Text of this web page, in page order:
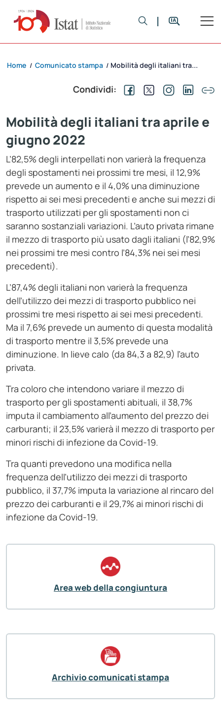
Home / Comunicato stampa / Mobilità degli italiani tra...
Condividi:
Mobilità degli italiani tra aprile e
giugno 2022
L’82,5% degli interpellati non varierà la frequenza
degli spostamenti nei prossimi tre mesi, il 12,9%
prevede un aumento e il 4,0% una diminuzione
rispetto ai sei mesi precedenti e anche sui mezzi di
trasporto utilizzati per gli spostamenti non ci
saranno sostanziali variazioni. L’auto privata rimane
il mezzo di trasporto più usato dagli italiani (l’82,9%
nei prossimi tre mesi contro l’84,3% nei sei mesi
precedenti).
L’87,4% degli italiani non varierà la frequenza
dell’utilizzo dei mezzi di trasporto pubblico nei
prossimi tre mesi rispetto ai sei mesi precedenti.
Ma il 7,6% prevede un aumento di questa modalità
di trasporto mentre il 3,5% prevede una
diminuzione. In lieve calo (da 84,3 a 82,9) l’auto
privata.
Tra coloro che intendono variare il mezzo di
trasporto per gli spostamenti abituali, il 38,7%
imputa il cambiamento all’aumento del prezzo dei
carburanti; il 23,5% varierà il mezzo di trasporto per
minori rischi di infezione da Covid-19.
Tra quanti prevedono una modifica nella
frequenza dell’utilizzo dei mezzi di trasporto
pubblico, il 37,7% imputa la variazione al rincaro del
prezzo dei carburanti e il 29,7% ai minori rischi di
infezione da Covid-19.
Area web della congiuntura
Archivio comunicati stampa